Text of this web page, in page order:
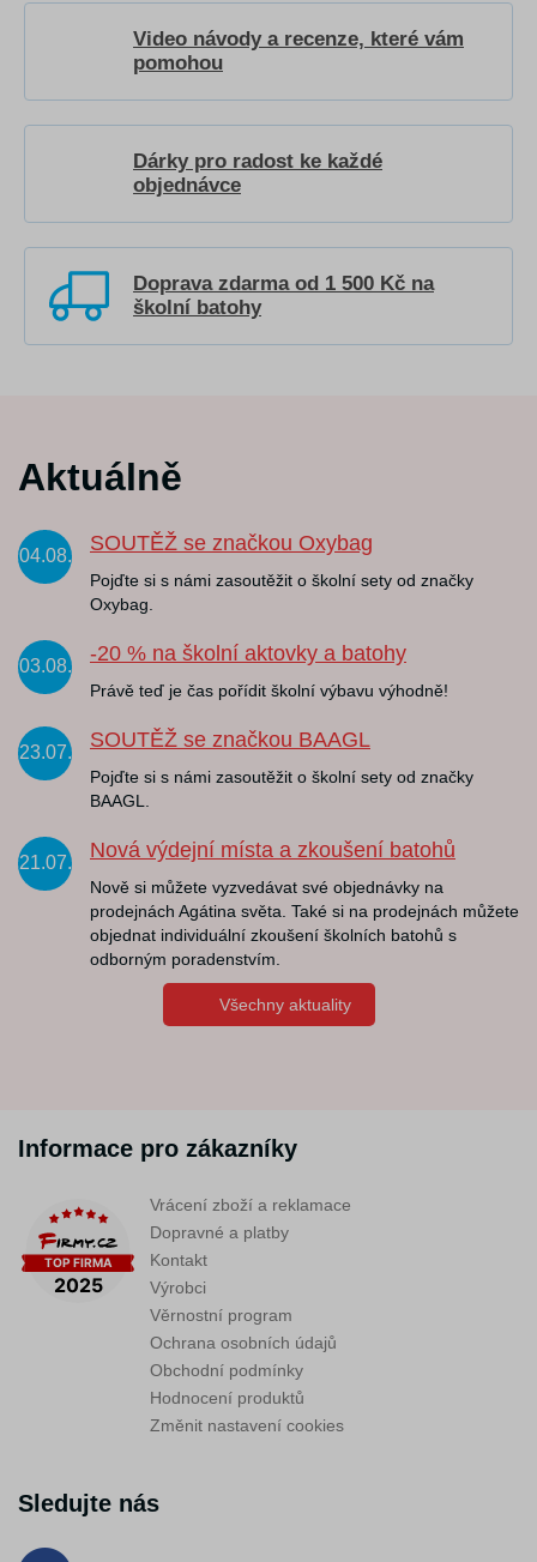
Video návody a recenze, které vám
pomohou
Dárky pro radost ke každé
objednávce
Doprava zdarma od 1 500 Kč na
školní batohy
Aktuálně
04.08.
SOUTĚŽ se značkou Oxybag
Pojďte si s námi zasoutěžit o školní sety od značky
Oxybag.
03.08.
-20 % na školní aktovky a batohy
Právě teď je čas pořídit školní výbavu výhodně!
23.07.
SOUTĚŽ se značkou BAAGL
Pojďte si s námi zasoutěžit o školní sety od značky
BAAGL.
21.07.
Nová výdejní místa a zkoušení batohů
Nově si můžete vyzvedávat své objednávky na
prodejnách Agátina světa. Také si na prodejnách můžete
objednat individuální zkoušení školních batohů s
odborným poradenstvím.
Všechny aktuality
Informace pro zákazníky
Vrácení zboží a reklamace
Dopravné a platby
Kontakt
Výrobci
Věrnostní program
Ochrana osobních údajů
Obchodní podmínky
Hodnocení produktů
Změnit nastavení cookies
Sledujte nás